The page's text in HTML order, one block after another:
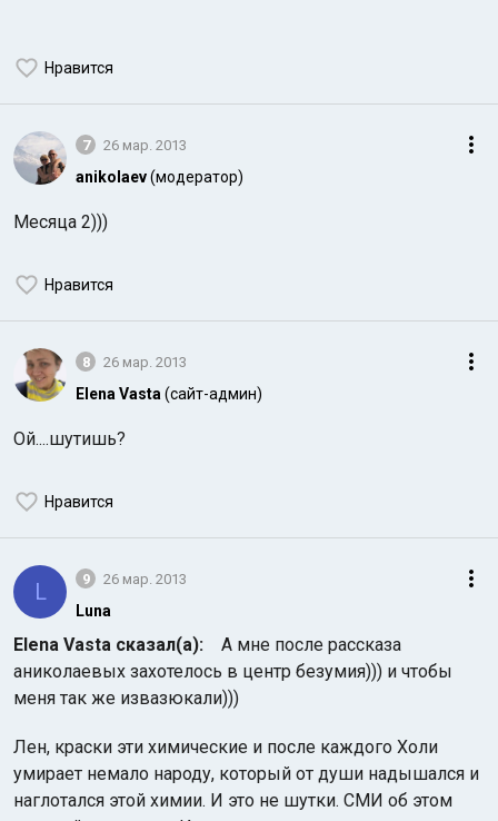
Нравится
7 26 мар. 2013
anikolaev(модератор)
Месяца 2)))
Нравится
8 26 мар. 2013
Elena Vasta (сайт-админ)
Ой....шутишь?
Нравится
L 9 26 мар. 2013
Luna
Elena Vasta сказал(а): А мне после рассказа
аниколаевых захотелось в центр безумия))) и чтобы
меня так же извазюкали)))
Лен, краски эти химические и после каждого Холи
умирает немало народу, который от души надышался и
наглотался этой химии. И это не шутки. СМИ об этом